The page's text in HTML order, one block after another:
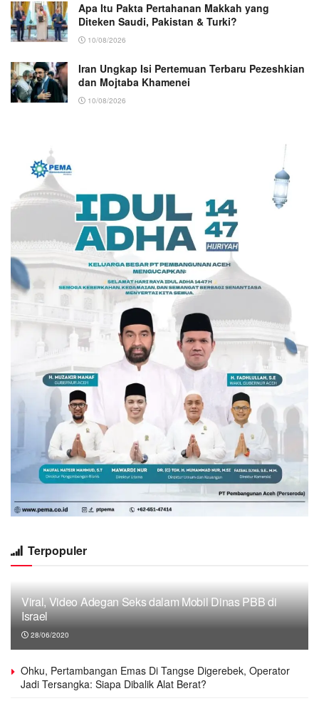
Apa Itu Pakta Pertahanan Makkah yang
Diteken Saudi, Pakistan & Turki?
10/08/2026
Iran Ungkap Isi Pertemuan Terbaru Pezeshkian
dan Mojtaba Khamenei
10/08/2026
Terpopuler
Viral, Video Adegan Seks dalam Mobil Dinas PBB di
Israel
28/06/2020
Ohku, Pertambangan Emas Di Tangse Digerebek, Operator
Jadi Tersangka: Siapa Dibalik Alat Berat?